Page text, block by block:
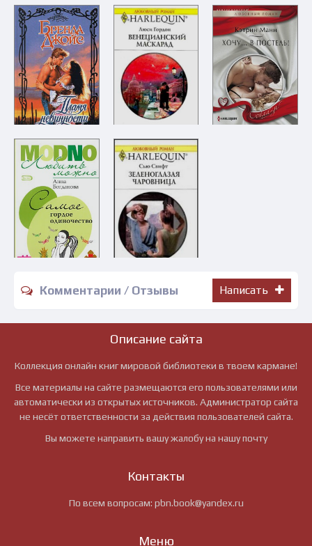
Комментарии / Отзывы Написать
Описание сайта
Коллекция онлайн книг мировой библиотеки в твоем кармане!
Все материалы на сайте размещаются его пользователями или
автоматически из открытых источников. Администратор сайта
не несёт ответственности за действия пользователей сайта.
Вы можете направить вашу жалобу на нашу почту
Контакты
По всем вопросам: pbn.book@yandex.ru
Меню